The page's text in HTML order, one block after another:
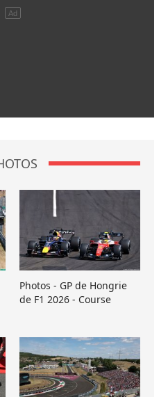
Photos - GP de Hongrie
de F1 2026 - Course